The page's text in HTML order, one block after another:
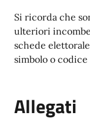
Si ricorda che
ulteriori
schede
simbolo o
Allegati